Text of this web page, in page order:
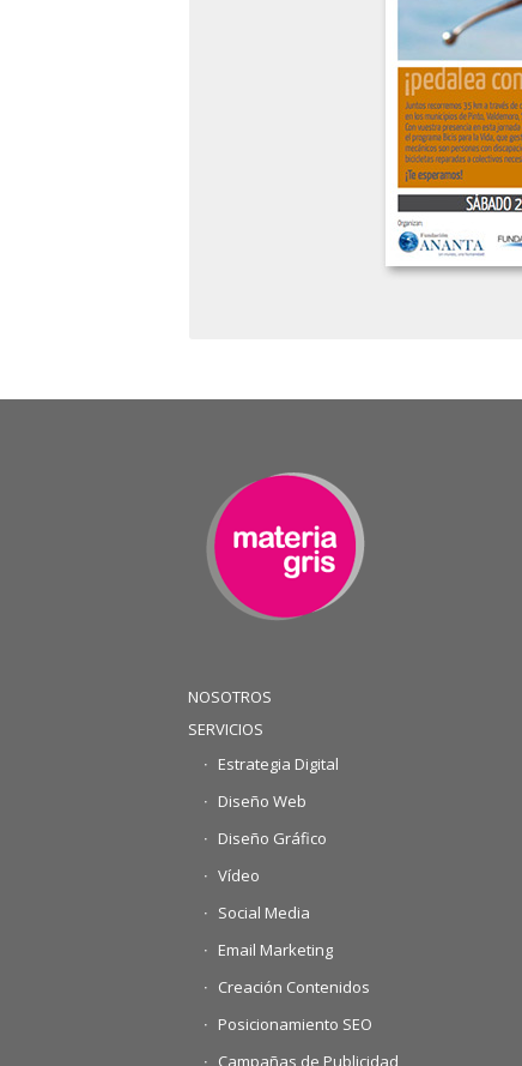
NOSOTROS
SERVICIOS
Estrategia Digital
Diseño Web
Diseño Gráfico
Vídeo
Social Media
Email Marketing
Creación Contenidos
Posicionamiento SEO
Campañas de Publicidad